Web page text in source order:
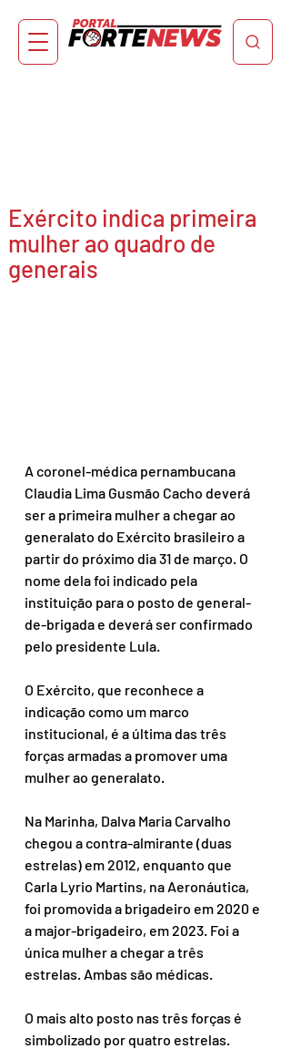
Exército indica primeira
mulher ao quadro de
generais
A coronel-médica pernambucana
Claudia Lima Gusmão Cacho deverá
ser a primeira mulher a chegar ao
generalato do Exército brasileiro a
partir do próximo dia 31 de março. O
nome dela foi indicado pela
instituição para o posto de general-
de-brigada e deverá ser confirmado
pelo presidente Lula.
O Exército, que reconhece a
indicação como um marco
institucional, é a última das três
forças armadas a promover uma
mulher ao generalato.
Na Marinha, Dalva Maria Carvalho
chegou a contra-almirante (duas
estrelas) em 2012, enquanto que
Carla Lyrio Martins, na Aeronáutica,
foi promovida a brigadeiro em 2020 e
a major-brigadeiro, em 2023. Foi a
única mulher a chegar a três
estrelas. Ambas são médicas.
O mais alto posto nas três forças é
simbolizado por quatro estrelas.